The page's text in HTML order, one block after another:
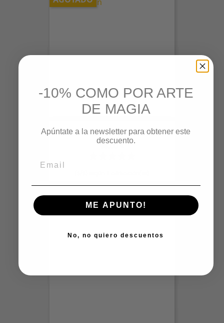
Silver/Copper/Brass...
Precio
68,00 €
-10% COMO POR ARTE
DE MAGIA
Apúntate a la newsletter para obtener este
descuento.
ME APUNTO!
No, no quiero descuentos